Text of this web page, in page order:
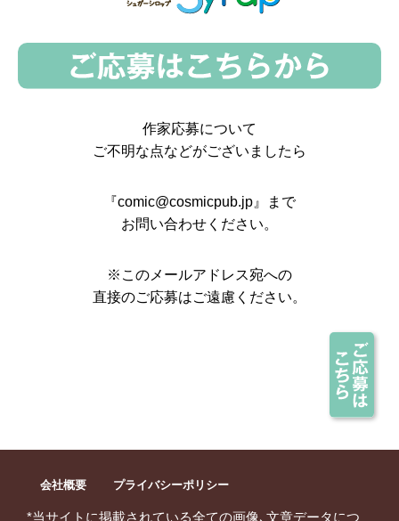
作家応募について
ご不明な点などがございましたら
『comic@cosmicpub.jp』まで
お問い合わせください。
※このメールアドレス宛への
直接のご応募はご遠慮ください。
会社概要 プライバシーポリシー
*当サイトに掲載されている全ての画像､文章データにつ